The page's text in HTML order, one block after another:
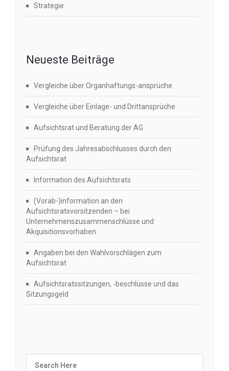
Strategie
Neueste Beiträge
Vergleiche über Organhaftungs-ansprüche
Vergleiche über Einlage- und Drittansprüche
Aufsichtsrat und Beratung der AG
Prüfung des Jahresabschlusses durch den
Aufsichtsrat
Information des Aufsichtsrats
(Vorab-)information an den
Aufsichtsratsvorsitzenden – bei
Unternehmenszusammenschlüsse und
Akquisitionsvorhaben
Angaben bei den Wahlvorschlägen zum
Aufsichtsrat
Aufsichtsratssitzungen, -beschlüsse und das
Sitzungsgeld